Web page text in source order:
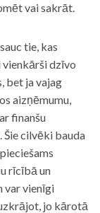
vai sakrāt.
tie, kas
vienkārši dzīvo
bet ja vajag
aizņēmumu,
finanšu
cilvēki bauda
rīcībā un
var vienīgi
jo kārotā